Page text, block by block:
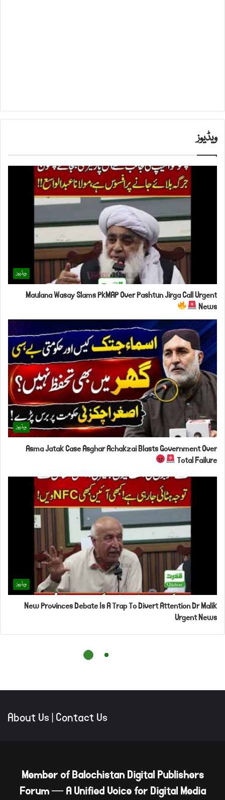
About Us|Contact Us
Member of Balochistan Digital Publishers
Forum — A Unified Voice for Digital Media